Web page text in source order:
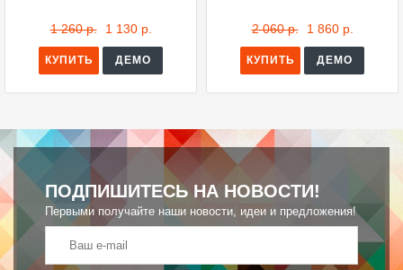
1 260 р. 1 130 р.
КУПИТЬ ДЕМО
2 060 р. 1 860 р.
КУПИТЬ ДЕМО
ПОДПИШИТЕСЬ НА НОВОСТИ!
Первыми получайте наши новости, идеи и предложения!